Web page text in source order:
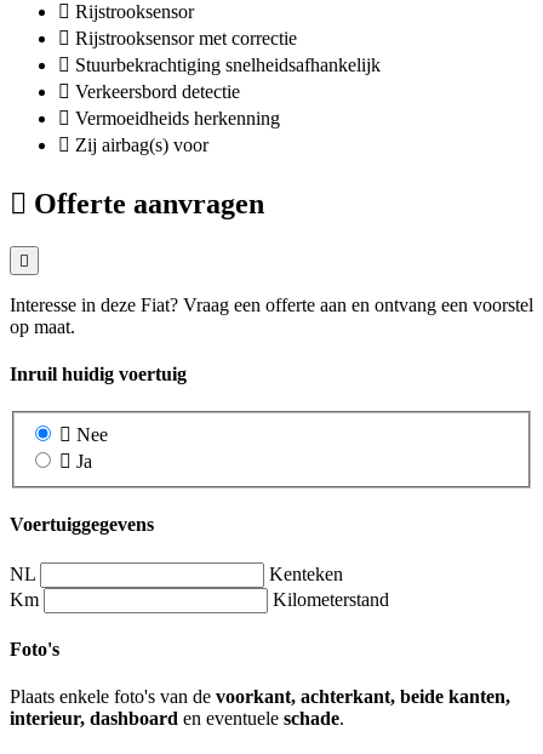
Rijstrooksensor
Rijstrooksensor met correctie
Stuurbekrachtiging snelheidsafhankelijk
Verkeersbord detectie
Vermoeidheids herkenning
Zij airbag(s) voor
Offerte aanvragen
Interesse in deze Fiat? Vraag een offerte aan en ontvang een voorstel
op maat.
Inruil huidig voertuig
Nee
Ja
Voertuiggegevens
NL
Kenteken
Km
Kilometerstand
Foto's
Plaats enkele foto's van de voorkant, achterkant, beide kanten,
interieur, dashboard en eventuele schade.